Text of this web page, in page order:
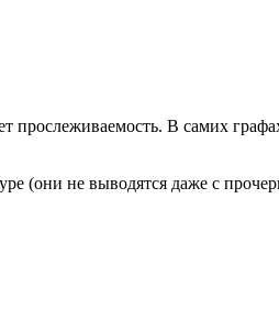
В самих
(они не выводятся даже с